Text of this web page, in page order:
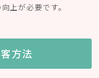
上が必要です。
方法